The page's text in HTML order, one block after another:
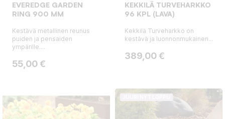
EVEREDGE GARDEN
RING 900 MM
Kestävä metallinen reunus
puiden ja pensaiden
ympärille....
Hinta
55,00 €
KEKKILÄ TURVEHARKKO
96 KPL (LAVA)
Kekkilä Turveharkko on
kestävä ja luonnonmukainen...
Hinta
389,00 €